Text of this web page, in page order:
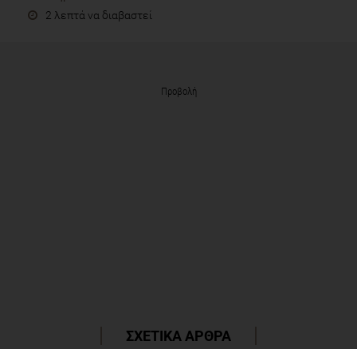
2 λεπτά να διαβαστεί
Προβολή
ΣΧΕΤΙΚΑ ΑΡΘΡΑ